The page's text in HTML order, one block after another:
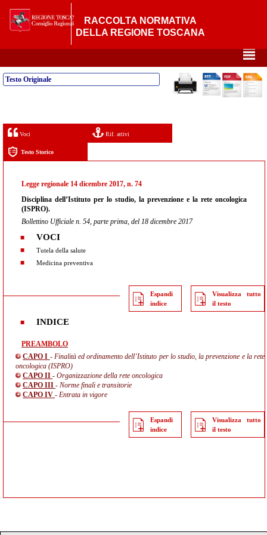
RACCOLTA NORMATIVA
DELLA REGIONE TOSCANA
²
Testo Originale
Voci Rif. attivi
Testo Storico
Legge regionale 14 dicembre 2017, n. 74
Disciplina dell’Istituto per lo studio, la prevenzione e la rete oncologica
(ISPRO).
Bollettino Ufficiale n. 54, parte prima, del 18 dicembre 2017
VOCI
Tutela della salute
Medicina preventiva
Espandi
indice
Visualizza tutto
il testo
INDICE
PREAMBOLO
CAPO I - Finalità ed ordinamento dell’Istituto per lo studio, la prevenzione e la rete
oncologica (ISPRO)
CAPO II - Organizzazione della rete oncologica
CAPO III - Norme finali e transitorie
CAPO IV - Entrata in vigore
Espandi
indice
Visualizza tutto
il testo